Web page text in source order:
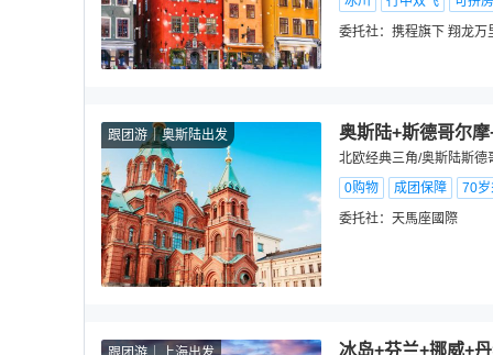
委托社： 携程旗下 翔龙万
跟团游 奥斯陆出发 奥斯陆+斯德哥尔
北欧经典三角/奥斯陆斯德
0购物
成团保障
70
委托社： 天馬座國際
冰岛+芬兰+挪威+